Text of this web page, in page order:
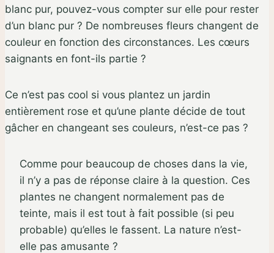
blanc pur, pouvez-vous compter sur elle pour rester
d’un blanc pur ? De nombreuses fleurs changent de
couleur en fonction des circonstances. Les cœurs
saignants en font-ils partie ?
Ce n’est pas cool si vous plantez un jardin
entièrement rose et qu’une plante décide de tout
gâcher en changeant ses couleurs, n’est-ce pas ?
Comme pour beaucoup de choses dans la vie,
il n’y a pas de réponse claire à la question. Ces
plantes ne changent normalement pas de
teinte, mais il est tout à fait possible (si peu
probable) qu’elles le fassent. La nature n’est-
elle pas amusante ?